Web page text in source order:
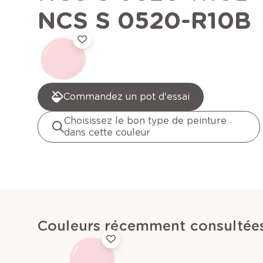
NCS S 0520-R10B
Commandez un pot d'essai
Choisissez le bon type de peinture
dans cette couleur
Couleurs récemment